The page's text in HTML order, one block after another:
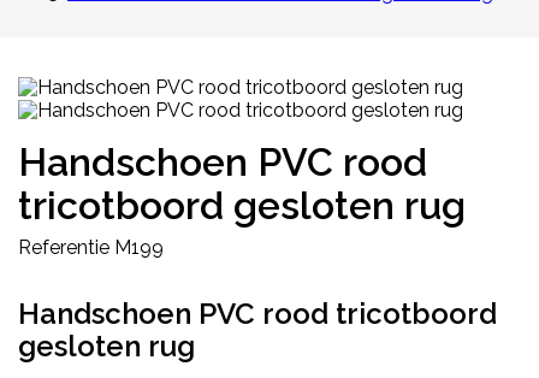
Handschoen PVC rood
tricotboord gesloten rug
Referentie M199
Handschoen PVC rood tricotboord
gesloten rug